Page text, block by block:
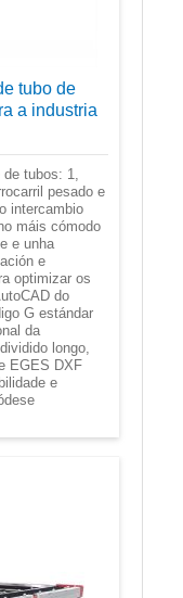
tubo de
a industria
tubos: 1,
pesado e
intercambio
máis cómodo
e unha
e
optimizar os
do
G estándar
da
longo,
EGES DXF
e